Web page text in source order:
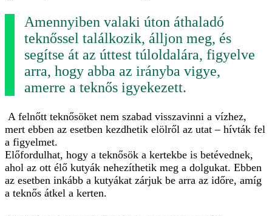
Amennyiben valaki úton áthaladó
teknőssel találkozik, álljon meg, és
segítse át az úttest túloldalára, figyelve
arra, hogy abba az irányba vigye,
amerre a teknős igyekezett.
A felnőtt teknősöket nem szabad visszavinni a vízhez,
mert ebben az esetben kezdhetik elölről az utat – hívták fel
a figyelmet.
Előfordulhat, hogy a teknősök a kertekbe is betévednek,
ahol az ott élő kutyák nehezíthetik meg a dolgukat. Ebben
az esetben inkább a kutyákat zárjuk be arra az időre, amíg
a teknős átkel a kerten.